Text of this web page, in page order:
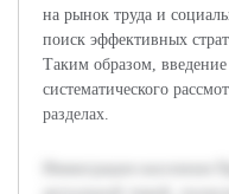
на рынок труда и
поиск эффективных
Таким образом, введение
систематического
разделах.